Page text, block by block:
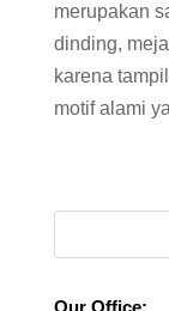
merupakan
dinding,
karena
motif alami